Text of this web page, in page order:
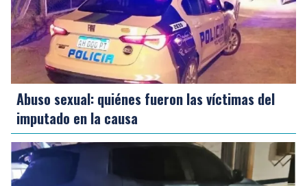
Abuso sexual: quiénes fueron las víctimas del
imputado en la causa